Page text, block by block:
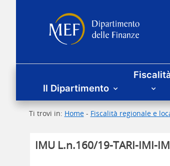
Dipartimento
Menu principale
Il Dipartimento
Ti trovi in: Home- Fiscalità regionale e
IMU L.n.160/19-TARI-IMI-